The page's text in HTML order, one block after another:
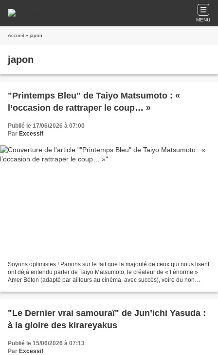
MENU
Accueil » japon
japon
"Printemps Bleu" de Taiyo Matsumoto : «
l’occasion de rattraper le coup… »
Publié le 17/06/2026 à 07:00
Par Excessif
Soyons optimistes ! Parions sur le fait que la majorité de ceux qui nous lisent
ont déjà entendu parler de Taiyo Matsumoto, le créateur de « l’énorme »
Amer Béton (adapté par ailleurs au cinéma, avec succès), voire du non
"Le Dernier vrai samouraï" de Jun’ichi Yasuda :
à la gloire des kirareyakus
Publié le 15/06/2026 à 07:13
Par Excessif